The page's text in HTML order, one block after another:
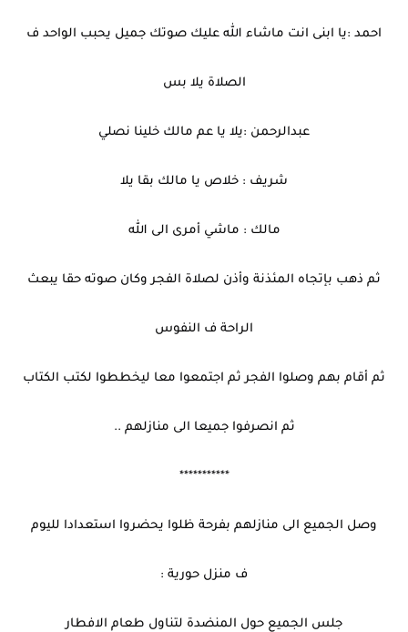
احمد :يا ابنى انت ماشاء الله عليك صوتك جميل يحبب الواحد ف
الصلاة يلا بس
عبدالرحمن :يلا يا عم مالك خلينا نصلي
شريف : خلاص يا مالك بقا يلا
مالك : ماشي أمرى الى الله
ثم ذهب بإتجاه المئذنة وأذن لصلاة الفجر وكان صوته حقا يبعث
الراحة ف النفوس
ثم أقام بهم وصلوا الفجر ثم اجتمعوا معا ليخططوا لكتب الكتاب
ثم انصرفوا جميعا الى منازلهم ..
***********
وصل الجميع الى منازلهم بفرحة ظلوا يحضروا استعدادا لليوم
ف منزل حورية :
جلس الجميع حول المنضدة لتناول طعام الافطار